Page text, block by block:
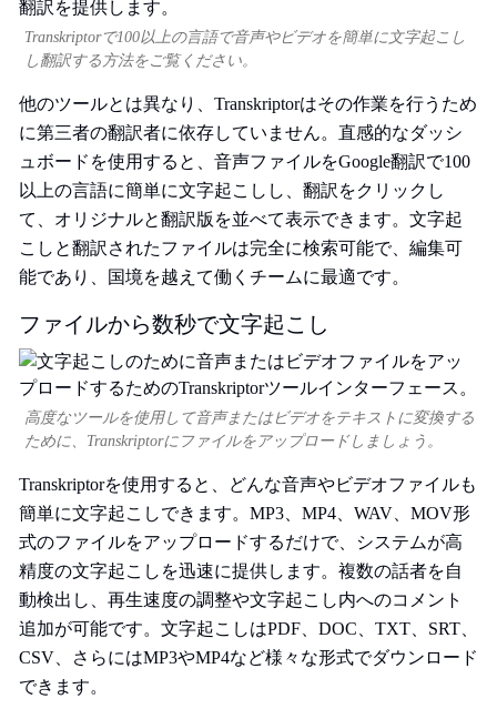
Transkriptorで100以上の言語で音声やビデオを簡単に文字起こし
し翻訳する方法をご覧ください。
他のツールとは異なり、Transkriptorはその作業を行うため
に第三者の翻訳者に依存していません。直感的なダッシ
ュボードを使用すると、音声ファイルをGoogle翻訳で100
以上の言語に簡単に文字起こしし、翻訳をクリックし
て、オリジナルと翻訳版を並べて表示できます。文字起
こしと翻訳されたファイルは完全に検索可能で、編集可
能であり、国境を越えて働くチームに最適です。
ファイルから数秒で文字起こし
高度なツールを使用して音声またはビデオをテキストに変換する
ために、Transkriptorにファイルをアップロードしましょう。
Transkriptorを使用すると、どんな音声やビデオファイルも
簡単に文字起こしできます。MP3、MP4、WAV、MOV形
式のファイルをアップロードするだけで、システムが高
精度の文字起こしを迅速に提供します。複数の話者を自
動検出し、再生速度の調整や文字起こし内へのコメント
追加が可能です。文字起こしはPDF、DOC、TXT、SRT、
CSV、さらにはMP3やMP4など様々な形式でダウンロード
できます。